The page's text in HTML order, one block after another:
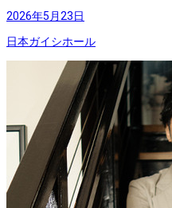
2026年5月23日
日本ガイシホール